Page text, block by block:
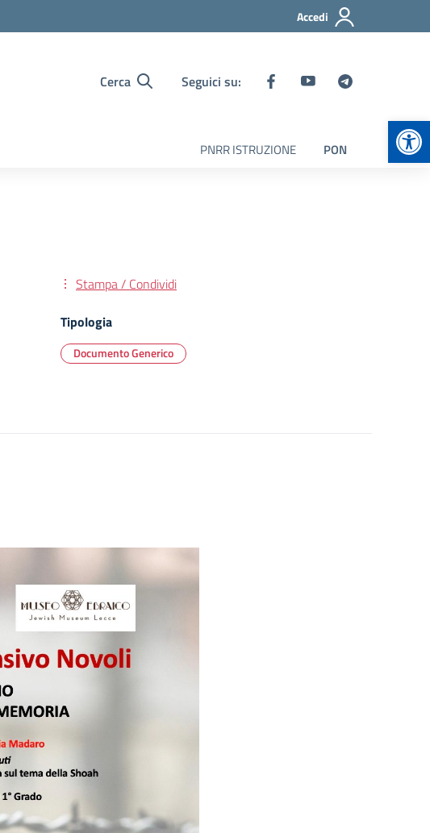
Accedi
Cerca Seguici su:
PNRR ISTRUZIONE PON
Stampa / Condividi
Tipologia
Documento Generico